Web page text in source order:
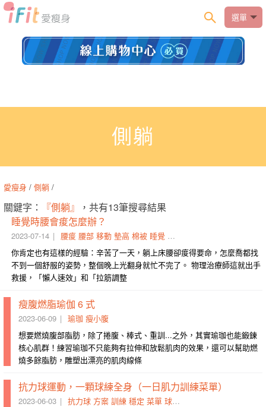
選單
側躺
愛瘦身 / 側躺 /
關鍵字： 『側躺』
，共有13筆搜尋結果
睡覺時腰會痠怎麼辦？
2023-07-14 腰痠 腰部 移動 墊高 棉被 睡覺 空隙
你肯定也有這樣的經驗：辛苦了一天，躺上床腰卻痠得要命，怎麼喬都找
不到一個舒服的姿勢，整個晚上光翻身就忙不完了。 物理治療師這就出手
救援，「懶人速效」和「拉筋調整
瘦腹燃脂瑜伽 6 式
2023-06-09 瑜珈 瘦小腹
想要燃燒腹部脂肪，除了捲腹、棒式、重訓...之外，其實瑜珈也能鍛鍊
核心肌群！練習瑜珈不只能夠有拉伸和放鬆肌肉的效果，還可以幫助燃
燒多餘脂肪，雕塑出漂亮的肌肉線條
抗力球運動，一顆球練全身（一日肌力訓練菜單）
2023-06-03 抗力球 方案 訓練 穩定 菜單 球練